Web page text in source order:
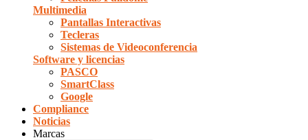
Multimedia
Pantallas Interactivas
Tecleras
Sistemas de Videoconferencia
Software y licencias
PASCO
SmartClass
Google
Compliance
Noticias
Marcas